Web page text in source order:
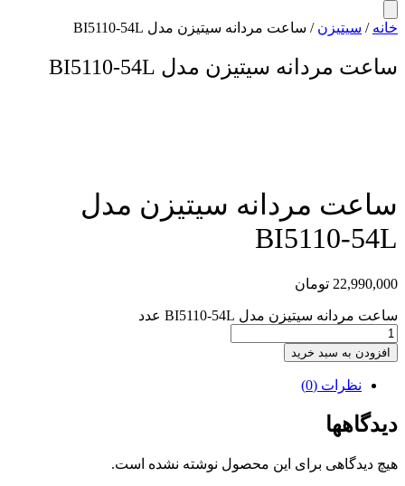
خانه / سیتیزن / ساعت مردانه سیتیزن مدل BI5110-54L
ساعت مردانه سیتیزن مدل BI5110-54L
ساعت مردانه سیتیزن مدل
BI5110-54L
22,990,000 تومان
ساعت مردانه سیتیزن مدل BI5110-54L عدد
افزودن به سبد خرید
نظرات (0)
دیدگاهها
هیچ دیدگاهی برای این محصول نوشته نشده است.